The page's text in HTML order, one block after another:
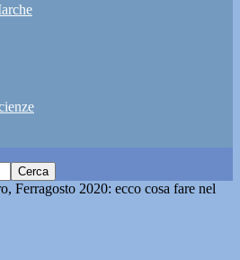
Ferragosto 2020: ecco cosa fare nel